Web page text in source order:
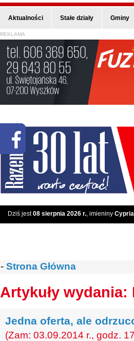
Aktualności Stałe działy Gminy
REKLAMA
Dziś jest08 sierpnia 2026 r., imieniny
- Strona Główna
Artykuły wydania:
Jedna oferta, ale
(Zam: 03.09.2014 r., godz.